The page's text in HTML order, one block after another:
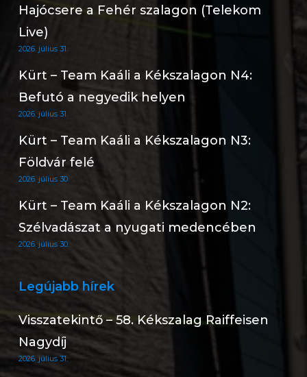
Hajócsere a Fehér szalagon (Telekom
Live)
2026. július 31.
Kürt – Team Kaáli a Kékszalagon N4:
Befutó a negyedik helyen
2026. július 31.
Kürt – Team Kaáli a Kékszalagon N3:
Földvár felé
2026. július 30.
Kürt – Team Kaáli a Kékszalagon N2:
Szélvadászat a nyugati medencében
2026. július 30.
Legújabb hírek
Visszatekintő – 58. Kékszalag Raiffeisen
Nagydíj
2026. július 31.